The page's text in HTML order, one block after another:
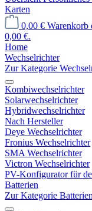
Karten
0,00 € Warenkorb
0,00 €.
Home
Wechselrichter
Zur Kategorie
Kombiwechselrichter
Solarwechselrichter
Hybridwechselrichter
Nach Hersteller
Deye Wechselrichter
Fronius Wechselrichter
SMA Wechselrichter
Victron Wechselrichter
PV-Konfigurator für
Batterien
Zur Kategorie Batterien